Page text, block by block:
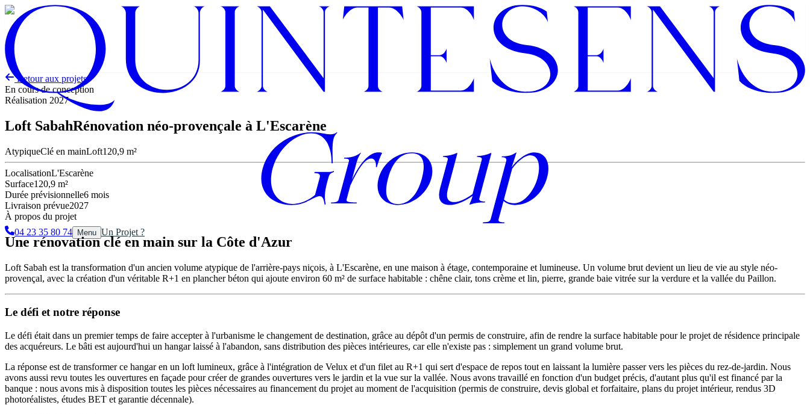
Aller au contenu principal
Aller au contenu principal
04 23 35 80 74 Menu Un Projet ?
Retour aux projets
En cours de conception
Réalisation 2027
Loft SabahRénovation néo-provençale à L'Escarène
AtypiqueClé en mainLoft120,9 m²
LocalisationL'Escarène
Surface120,9 m²
Durée prévisionnelle6 mois
Livraison prévue2027
À propos du projet
Une rénovation clé en main sur la Côte d'Azur
Loft Sabah est la transformation d'un ancien volume atypique de l'arrière-pays niçois, à L'Escarène, en une maison à étage, contemporaine et lumineuse. Un volume brut devient un lieu de vie au style néo-
provençal, avec la création d'un véritable R+1 en plancher béton qui ajoute environ 60 m² de surface habitable : chêne clair, tons crème et lin, pierre, grande baie vitrée sur la verdure et la vallée du Paillon.
Le défi et notre réponse
Le défi était dans un premier temps de faire accepter à l'urbanisme le changement de destination, grâce au dépôt d'un permis de construire, afin de rendre la surface habitable pour le projet de résidence principale
des acquéreurs. Le bâti est aujourd'hui un hangar laissé à l'abandon, sans distribution des pièces intérieures, car elle n'existe pas : simplement un grand volume brut.
La réponse est de transformer ce hangar en un loft lumineux, grâce à l'intégration de Velux et d'un filet au R+1 qui sert d'espace de repos tout en laissant la lumière passer vers les pièces du rez-de-jardin. Nous
avons aussi revu toutes les ouvertures en façade pour créer de grandes ouvertures vers le jardin et la vue sur la vallée. Nous avons travaillé en fonction d'un budget précis, d'autant plus qu'il est financé par la
banque : nous avons mis à disposition toutes les pièces nécessaires au financement du projet au moment de l'acquisition (permis de construire, devis global et forfaitaire, plans du projet intérieur, rendus 3D
photoréalistes, études BET et garantie décennale).